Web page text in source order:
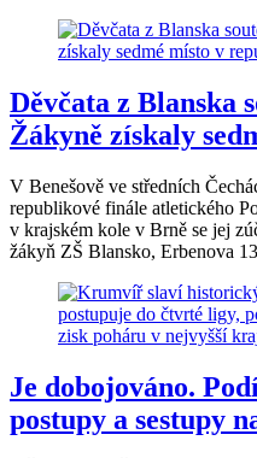
Děvčata z Blanska
Žákyně získaly
V Benešově ve středních
republikové finále atletického
v krajském kole v Brně se jej
žákyň ZŠ Blansko, Erbenova
Je dobojováno.
postupy a sestupy